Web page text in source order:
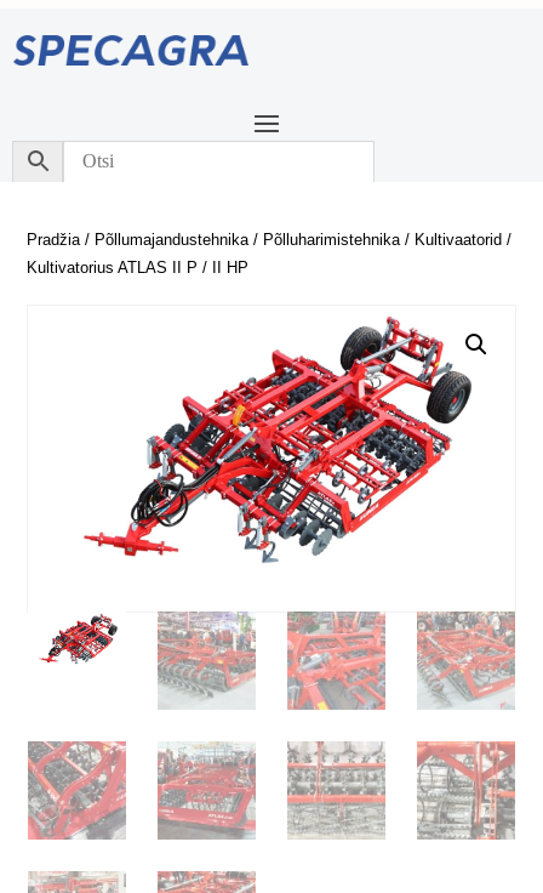
Pradžia/ Põllumajandustehnika/ Põlluharimistehnika/ Kultivaatorid /
Kultivatorius ATLAS II P / II HP